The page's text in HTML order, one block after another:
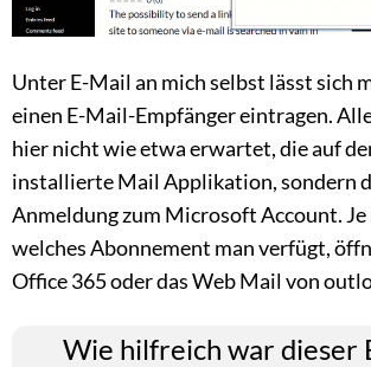
Unter E-Mail an mich selbst lässt sich
einen E-Mail-Empfänger eintragen.
hier nicht wie etwa erwartet, die auf
installierte Mail Applikation, sondern
Anmeldung zum Microsoft Account. Je
welches Abonnement man verfügt,
Office 365 oder das Web Mail von
Wie hilfreich war dieser